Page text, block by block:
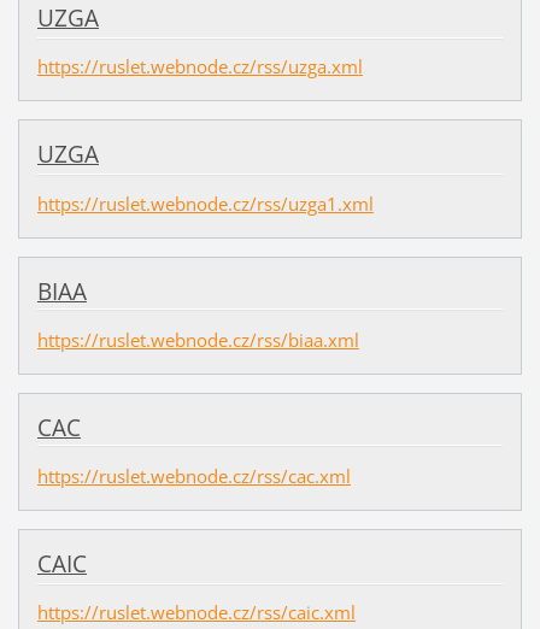
UZGA
https://ruslet.webnode.cz/rss/uzga.xml
UZGA
https://ruslet.webnode.cz/rss/uzga1.xml
BIAA
https://ruslet.webnode.cz/rss/biaa.xml
CAC
https://ruslet.webnode.cz/rss/cac.xml
CAIC
https://ruslet.webnode.cz/rss/caic.xml